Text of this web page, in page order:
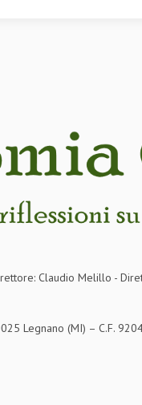
Claudio Melillo -
Legnano (MI) – C.F.